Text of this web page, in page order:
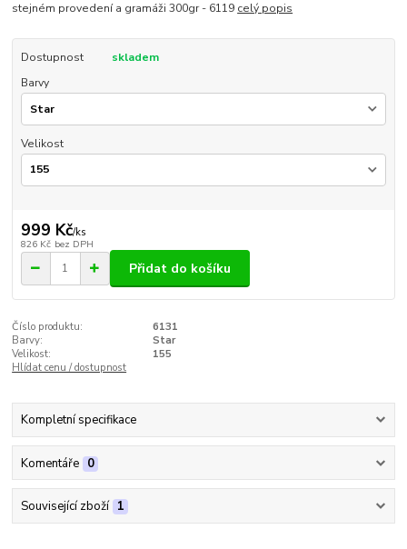
stejném provedení a gramáži 300gr - 6119 celý popis
Dostupnost
skladem
Barvy
Velikost
999 Kč/ks
826 Kč bez DPH
Přidat do košíku
Číslo produktu:
6131
Barvy:
Star
Velikost:
155
Hlídat cenu / dostupnost
Kompletní specifikace
Komentáře 0
Související zboží 1